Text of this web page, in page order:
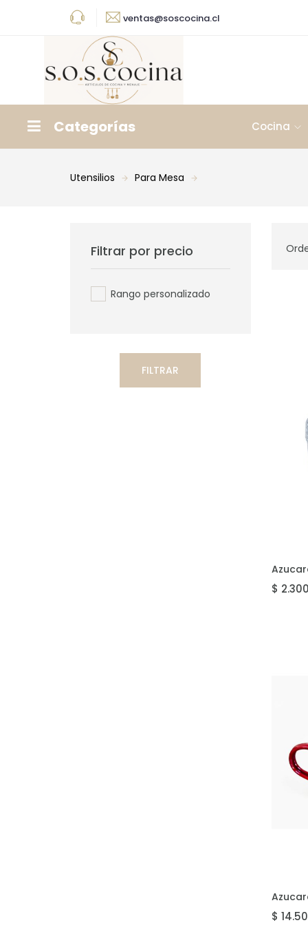
ventas@soscocina.cl
Categorías Cocina
Utensilios Para Mesa
Filtrar por precio
Rango personalizado
FILTRAR
$
$